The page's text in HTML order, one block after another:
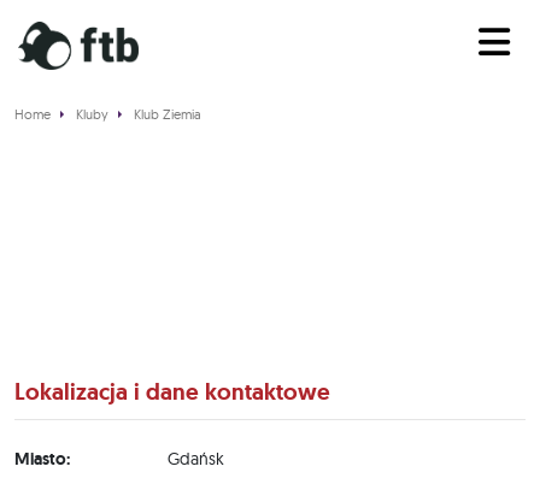
Home Kluby Klub Ziemia
Lokalizacja i dane kontaktowe
Miasto: Gdańsk